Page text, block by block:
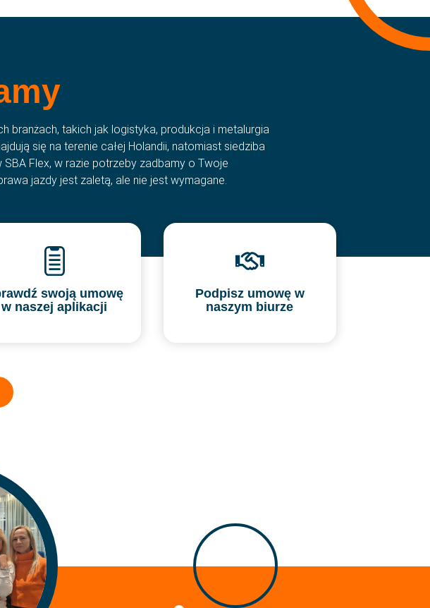
Sp. z.o.o
rekrutacja@sbaflex.pl
branżach, takich jak logistyka, produkcja i metalurgia
się na terenie całej Holandii, natomiast siedziba
Flex, w razie potrzeby zadbamy o Twoje
jazdy jest zaletą, ale nie jest wymagane.
swoją umowę
w naszej aplikacji
Podpisz umowę w
naszym biurze